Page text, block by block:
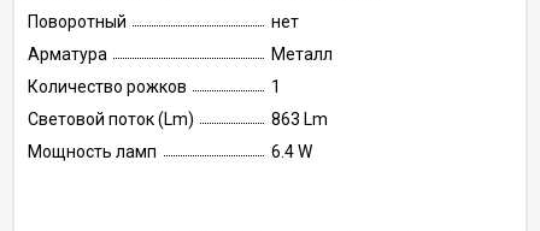
Поворотный
нет
Арматура
Металл
Количество рожков
1
Световой поток (Lm)
863 Lm
Мощность ламп
6.4 W